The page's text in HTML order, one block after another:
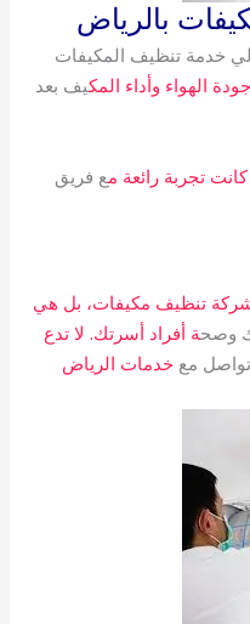
بالرياض
خدمة تنظيف المكيفات
الهواء وأداء المكيف بعد
تجربة رائعة مع فريق
تنظيف مكيفات، بل هي
وصحة أفراد أسرتك. لا تدع
تواصل مع خدمات الرياض